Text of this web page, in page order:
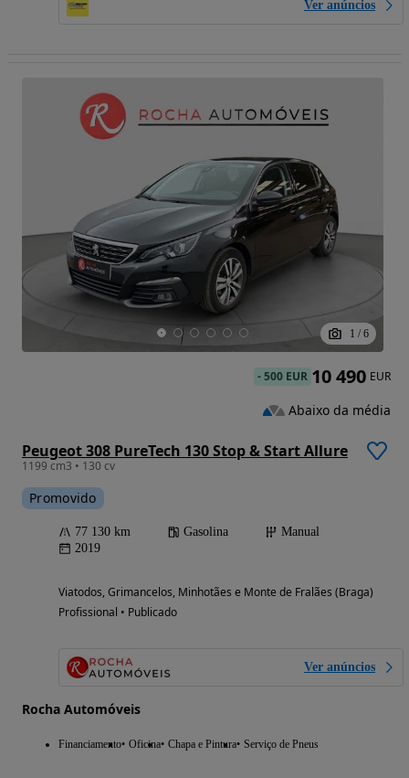
Ver anúncios
1 / 6
Peugeot 308 PureTech 130 Stop & Start Allure
1199 cm3 • 130 cv
Promovido
77 130 km Gasolina
Manual
2019
Viatodos, Grimancelos, Minhotães e Monte de Fralães (Braga)
Profissional • Publicado
Ver anúncios
Rocha Automóveis
Financiamento Oficina Chapa e Pintura Serviço de Pneus
-500 EUR 10 490 EUR
Abaixo da média